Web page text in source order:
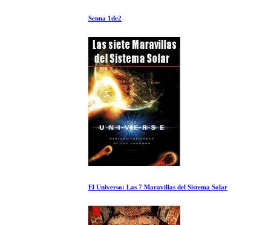
El Universo: Las 7 Maravillas del Sistema Solar